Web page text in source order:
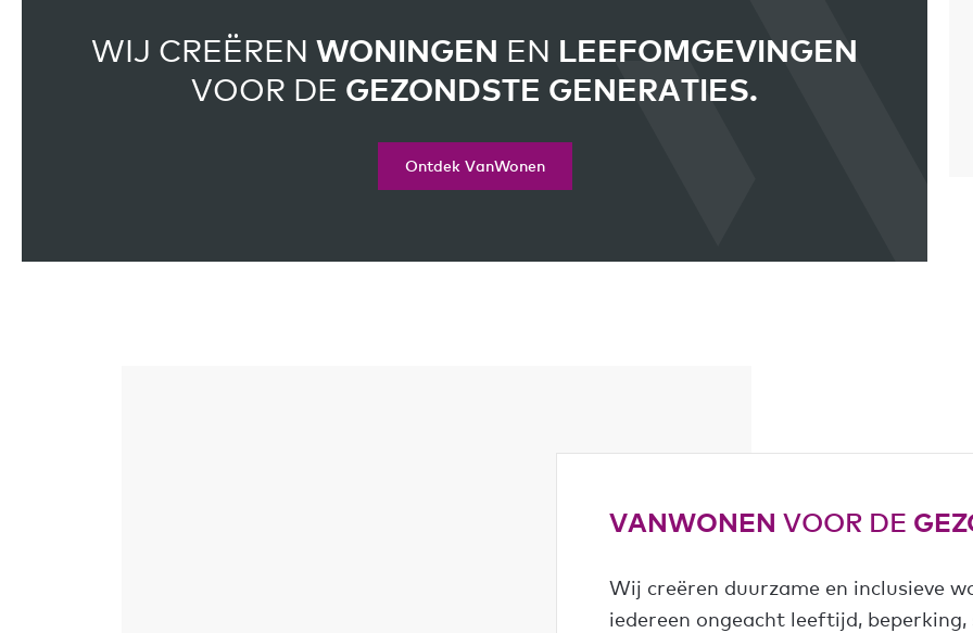
WIJ CREËREN WONINGEN EN LEEFOMGEVINGEN
VOOR DE GEZONDSTE GENERATIES.
Ontdek VanWonen
VANWONEN VOOR DE
Wij creëren duurzame en inclusieve
iedereen ongeacht leeftijd,